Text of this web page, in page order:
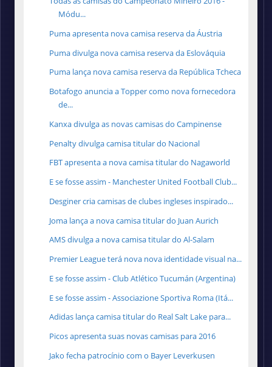
Módu...
Puma apresenta nova camisa reserva da Áustria
Puma divulga nova camisa reserva da Eslováquia
Puma lança nova camisa reserva da República Tcheca
Botafogo anuncia a Topper como nova fornecedora
de...
Kanxa divulga as novas camisas do Campinense
Penalty divulga camisa titular do Nacional
FBT apresenta a nova camisa titular do Nagaworld
E se fosse assim - Manchester United Football Club...
Desginer cria camisas de clubes ingleses inspirado...
Joma lança a nova camisa titular do Juan Aurich
AMS divulga a nova camisa titular do Al-Salam
Premier League terá nova nova identidade visual na...
E se fosse assim - Club Atlético Tucumán (Argentina)
E se fosse assim - Associazione Sportiva Roma (Itá...
Adidas lança camisa titular do Real Salt Lake para...
Picos apresenta suas novas camisas para 2016
Jako fecha patrocínio com o Bayer Leverkusen